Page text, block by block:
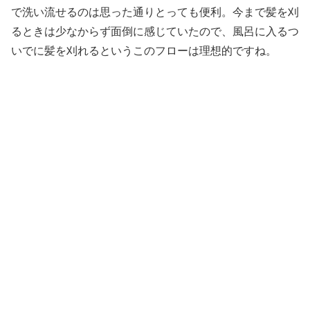
で洗い流せるのは思った通りとっても便利。今まで髪を刈
るときは少なからず面倒に感じていたので、風呂に入るつ
いでに髪を刈れるというこのフローは理想的ですね。